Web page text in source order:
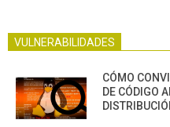
VULNERABILIDADES
CÓMO
DE CÓDIGO